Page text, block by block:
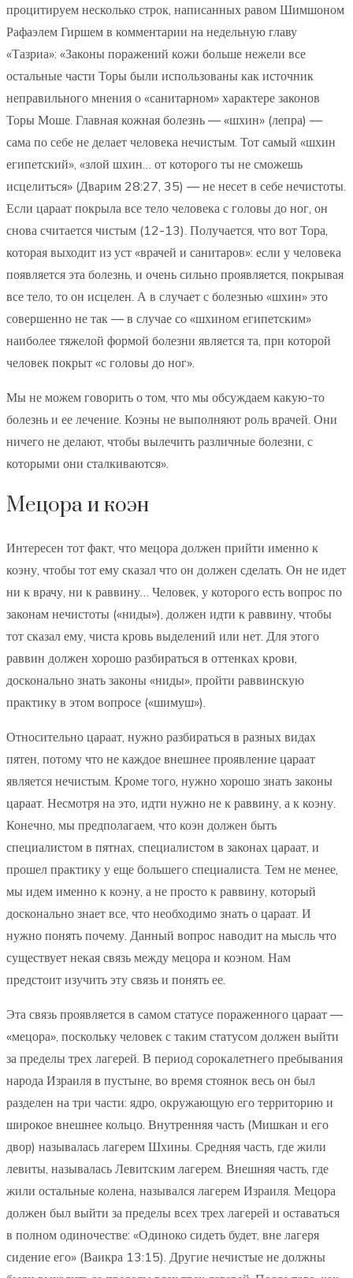
процитируем несколько строк, написанных равом Шимшоном
Рафаэлем Гиршем в комментарии на недельную главу
«Тазриа»: «Законы поражений кожи больше нежели все
остальные части Торы были использованы как источник
неправильного мнения о «санитарном» характере законов
Торы Моше. Главная кожная болезнь — «шхин» (лепра) —
сама по себе не делает человека нечистым. Тот самый «шхин
египетский», «злой шхин… от которого ты не сможешь
исцелиться» (Дварим 28:27, 35) — не несет в себе нечистоты.
Если цараат покрыла все тело человека с головы до ног, он
снова считается чистым (12-13). Получается, что вот Тора,
которая выходит из уст «врачей и санитаров»: если у человека
появляется эта болезнь, и очень сильно проявляется, покрывая
все тело, то он исцелен. А в случает с болезнью «шхин» это
совершенно не так — в случае со «шхином египетским»
наиболее тяжелой формой болезни является та, при которой
человек покрыт «с головы до ног».
Мы не можем говорить о том, что мы обсуждаем какую-то
болезнь и ее лечение. Коэны не выполняют роль врачей. Они
ничего не делают, чтобы вылечить различные болезни, с
которыми они сталкиваются».
Мецора и коэн
Интересен тот факт, что мецора должен прийти именно к
коэну, чтобы тот ему сказал что он должен сделать. Он не идет
ни к врачу, ни к раввину… Человек, у которого есть вопрос по
законам нечистоты («ниды»), должен идти к раввину, чтобы
тот сказал ему, чиста кровь выделений или нет. Для этого
раввин должен хорошо разбираться в оттенках крови,
досконально знать законы «ниды», пройти раввинскую
практику в этом вопросе («шимуш»).
Относительно цараат, нужно разбираться в разных видах
пятен, потому что не каждое внешнее проявление цараат
является нечистым. Кроме того, нужно хорошо знать законы
цараат. Несмотря на это, идти нужно не к раввину, а к коэну.
Конечно, мы предполагаем, что коэн должен быть
специалистом в пятнах, специалистом в законах цараат, и
прошел практику у еще большего специалиста. Тем не менее,
мы идем именно к коэну, а не просто к раввину, который
досконально знает все, что необходимо знать о цараат. И
нужно понять почему. Данный вопрос наводит на мысль что
существует некая связь между мецора и коэном. Нам
предстоит изучить эту связь и понять ее.
Эта связь проявляется в самом статусе пораженного цараат —
«мецора», поскольку человек с таким статусом должен выйти
за пределы трех лагерей. В период сорокалетнего пребывания
народа Израиля в пустыне, во время стоянок весь он был
разделен на три части: ядро, окружающую его территорию и
широкое внешнее кольцо. Внутренняя часть (Мишкан и его
двор) называлась лагерем Шхины. Средняя часть, где жили
левиты, называлась Левитским лагерем. Внешняя часть, где
жили остальные колена, назывался лагерем Израиля. Мецора
должен был выйти за пределы всех трех лагерей и оставаться
в полном одиночестве: «Одиноко сидеть будет, вне лагеря
сидение его» (Ваикра 13:15). Другие нечистые не должны